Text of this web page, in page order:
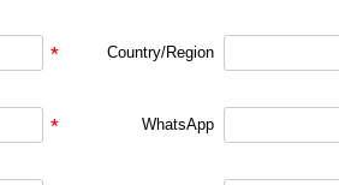
* Country/Region
* WhatsApp